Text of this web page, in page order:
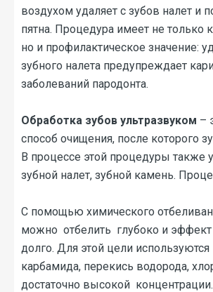
воздухом удаляет с зубов налет и
пятна. Процедура имеет не только
но и профилактическое значение:
зубного налета предупреждает
заболеваний пародонта.
Обработка зубов ультразвуком –
способ очищения, после которого
В процессе этой процедуры также
зубной налет, зубной камень.
С помощью химического
можно отбелить глубоко и эффект
долго. Для этой цели
карбамида, перекись водорода,
достаточно высокой